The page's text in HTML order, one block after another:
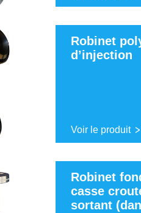
Robinet
d’injection
Voir le produit
Robinet
casse
sortant